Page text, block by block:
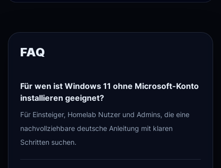
FAQ
Für wen ist Windows 11 ohne Microsoft-Konto
installieren geeignet?
Für Einsteiger, Homelab Nutzer und Admins, die eine
nachvollziehbare deutsche Anleitung mit klaren
Schritten suchen.